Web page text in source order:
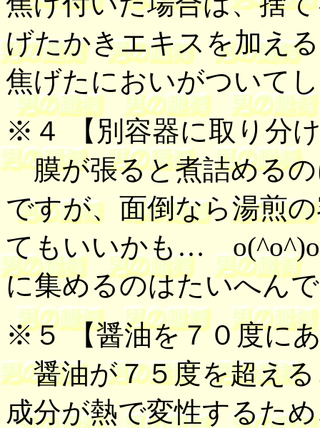
げたかきエキスを加え
焦げたにおいがついて
※４ 【 別容器に取り分
膜が張ると煮詰めるの
ですが、面倒なら湯煎
てもいいかも…
に集めるのはたいへん
※５ 【醤油を７０度に
醤油が７５度を超える
成分が熱で変性するた